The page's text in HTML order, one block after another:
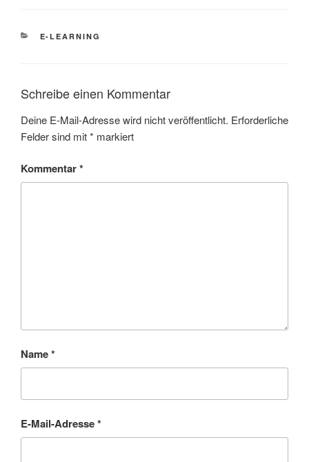
KATEGORIEN
E-LEARNING
Schreibe einen Kommentar
Deine E-Mail-Adresse wird nicht veröffentlicht. Erforderliche
Felder sind mit* markiert
Kommentar*
Name*
E-Mail-Adresse*